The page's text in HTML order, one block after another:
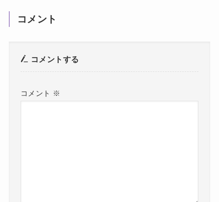
コメント
コメントする
コメント ※